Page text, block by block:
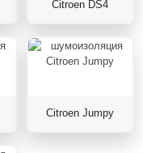
Citroen DS4
Citroen Jumpy